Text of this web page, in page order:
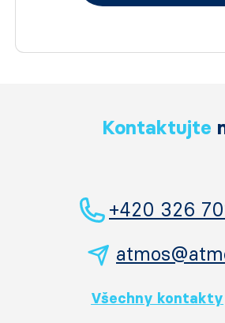
Kontaktujte
+420 326
Všechny kontakty